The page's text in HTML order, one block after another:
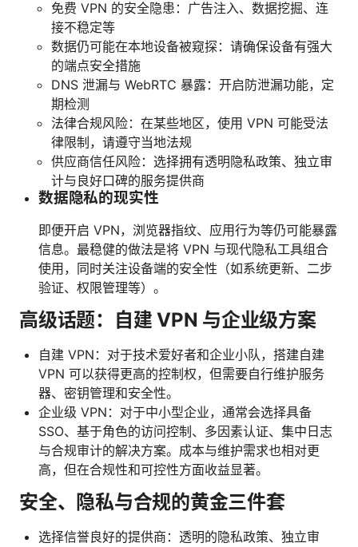
免费 VPN 的安全隐患：广告注入、数据挖掘、连
接不稳定等
数据仍可能在本地设备被窥探：请确保设备有强大
的端点安全措施
DNS 泄漏与 WebRTC 暴露：开启防泄漏功能，定
期检测
法律合规风险：在某些地区，使用 VPN 可能受法
律限制，请遵守当地法规
供应商信任风险：选择拥有透明隐私政策、独立审
计与良好口碑的服务提供商
数据隐私的现实性
即便开启 VPN，浏览器指纹、应用行为等仍可能暴露
信息。最稳健的做法是将 VPN 与现代隐私工具组合
使用，同时关注设备端的安全性（如系统更新、二步
验证、权限管理等）。
高级话题：自建 VPN 与企业级方案
自建 VPN：对于技术爱好者和企业小队，搭建自建
VPN 可以获得更高的控制权，但需要自行维护服务
器、密钥管理和安全性。
企业级 VPN：对于中小型企业，通常会选择具备
SSO、基于角色的访问控制、多因素认证、集中日志
与合规审计的解决方案。成本与维护需求也相对更
高，但在合规性和可控性方面收益显著。
安全、隐私与合规的黄金三件套
选择信誉良好的提供商：透明的隐私政策、独立审